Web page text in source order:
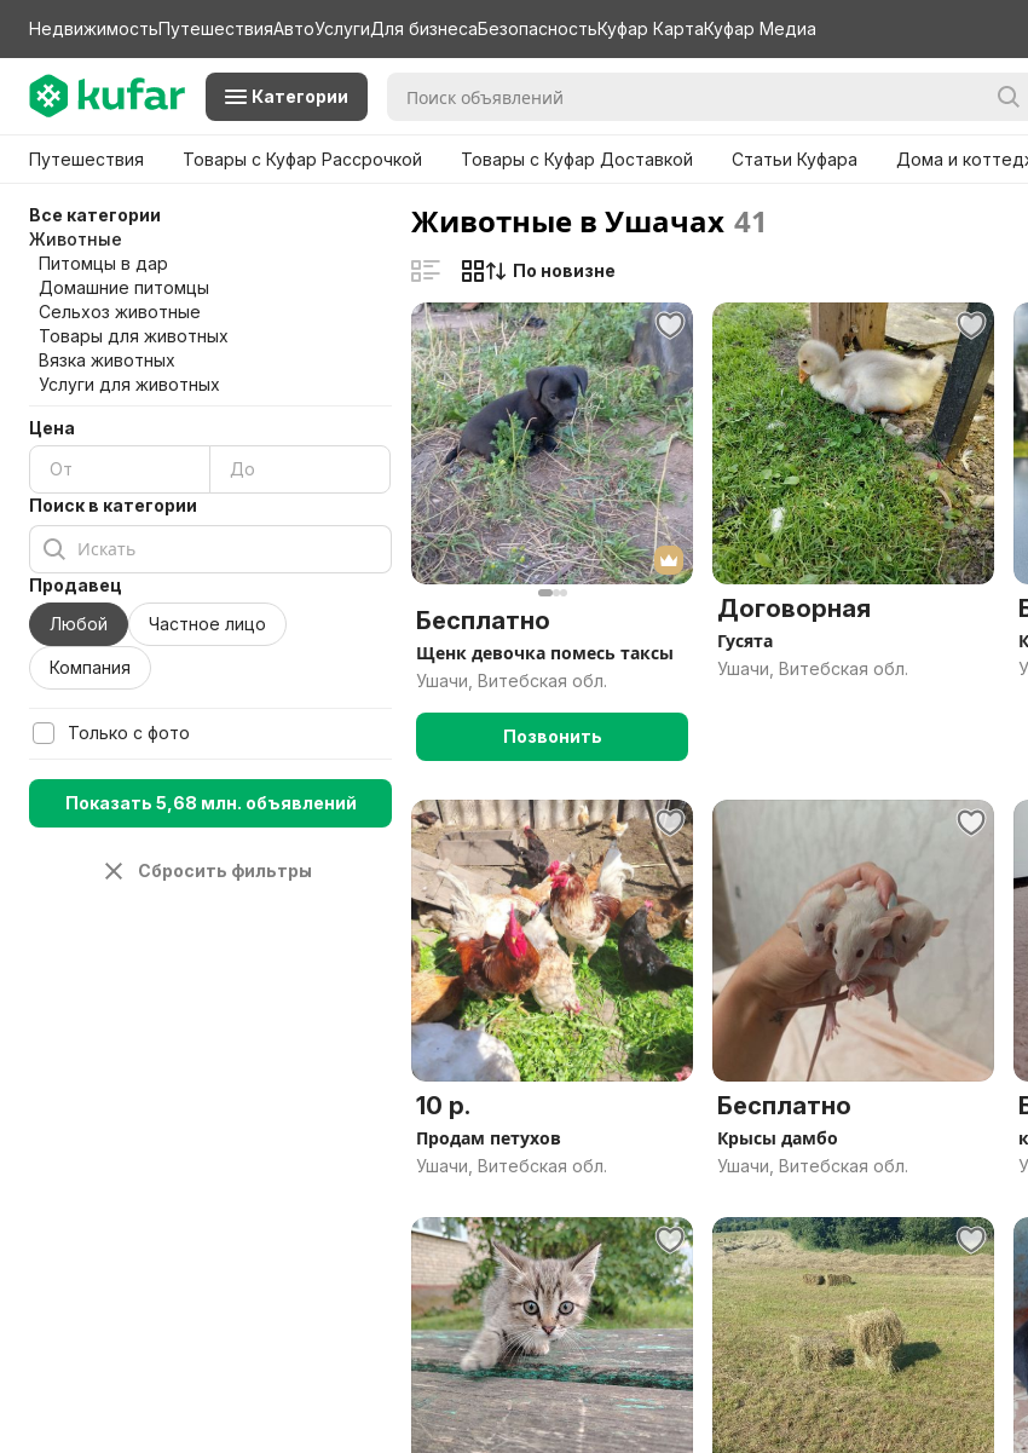
НедвижимостьПутешествияАвтоУслугиДля бизнесаБезопасностьКуфар КартаКуфар Медиа
Категории
Путешествия Товары с Куфар Рассрочкой Товары с Куфар Доставкой Статьи Куфара Дома и
Все категории
Животные
Питомцы в дар
Домашние питомцы
Сельхоз животные
Товары для животных
Вязка животных
Услуги для животных
Цена
Поиск в категории
Продавец
Любой
Частное лицо
Компания
Только с фото
Показать 5,68 млн. объявлений
Сбросить фильтры
Животные в Ушачах 41
По новизне
Бесплатно
Щенк девочка помесь таксы
Ушачи, Витебская обл.
Позвонить
Договорная
Гусята
Ушачи, Витебская обл.
10 р.
Продам петухов
Ушачи, Витебская обл.
Бесплатно
Крысы дамбо
Ушачи, Витебская обл.